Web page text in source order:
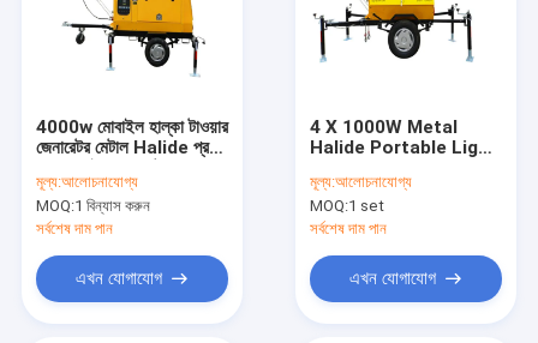
4000w মোবাইল হাল্কা টাওয়ার
জেনারেটর মেটাল Halide প্রভা
ট্রেলার প্রকার
মূল্য:আলোচনাযোগ্য
MOQ:1 বিন্যাস করুন
সর্বশেষ দাম পান
এখন যোগাযোগ
4 X 1000W Metal
Halide Portable Light
Home Use
মূল্য:আলোচনাযোগ্য
MOQ:1 set
সর্বশেষ দাম পান
এখন যোগাযোগ